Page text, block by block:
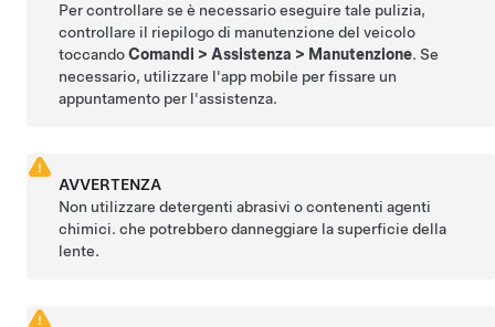
Per controllare se è necessario eseguire tale pulizia,
controllare il riepilogo di manutenzione del veicolo
toccandoComandi > Assistenza > Manutenzione. Se
necessario, utilizzare l'app mobile per fissare un
appuntamento per l'assistenza.
AVVERTENZA
Non utilizzare detergenti abrasivi o contenenti agenti
chimici. che potrebbero danneggiare la superficie della
lente.